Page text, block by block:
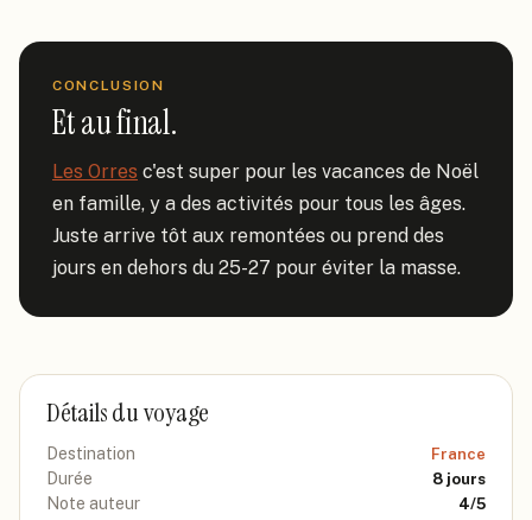
CONCLUSION
Et au final.
Les Orres c'est super pour les vacances de Noël
en famille, y a des activités pour tous les âges.
Juste arrive tôt aux remontées ou prend des
jours en dehors du 25-27 pour éviter la masse.
Détails du voyage
Destination France
Durée 8 jours
Note auteur 4/5